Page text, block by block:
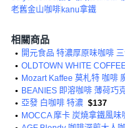
老舊金山咖啡 kanu拿鐵
相關商品
• 開元食品 特濃厚原味咖啡
• OLDTOWN WHITE
• Mozart Kaffee 莫札特 咖啡
• BEANIES 即溶咖啡 薄荷巧
• 亞發 白咖啡 特濃 $137
• MOCCA 摩卡 炭燒拿鐵風味